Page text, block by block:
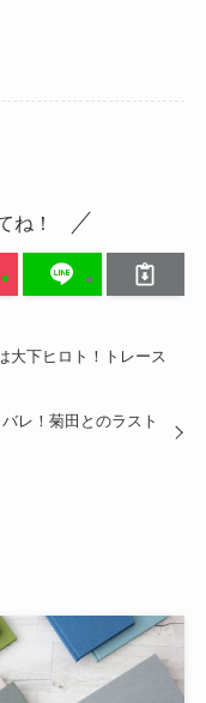
ね！
大下ヒロト！トレース
レ！菊田とのラスト